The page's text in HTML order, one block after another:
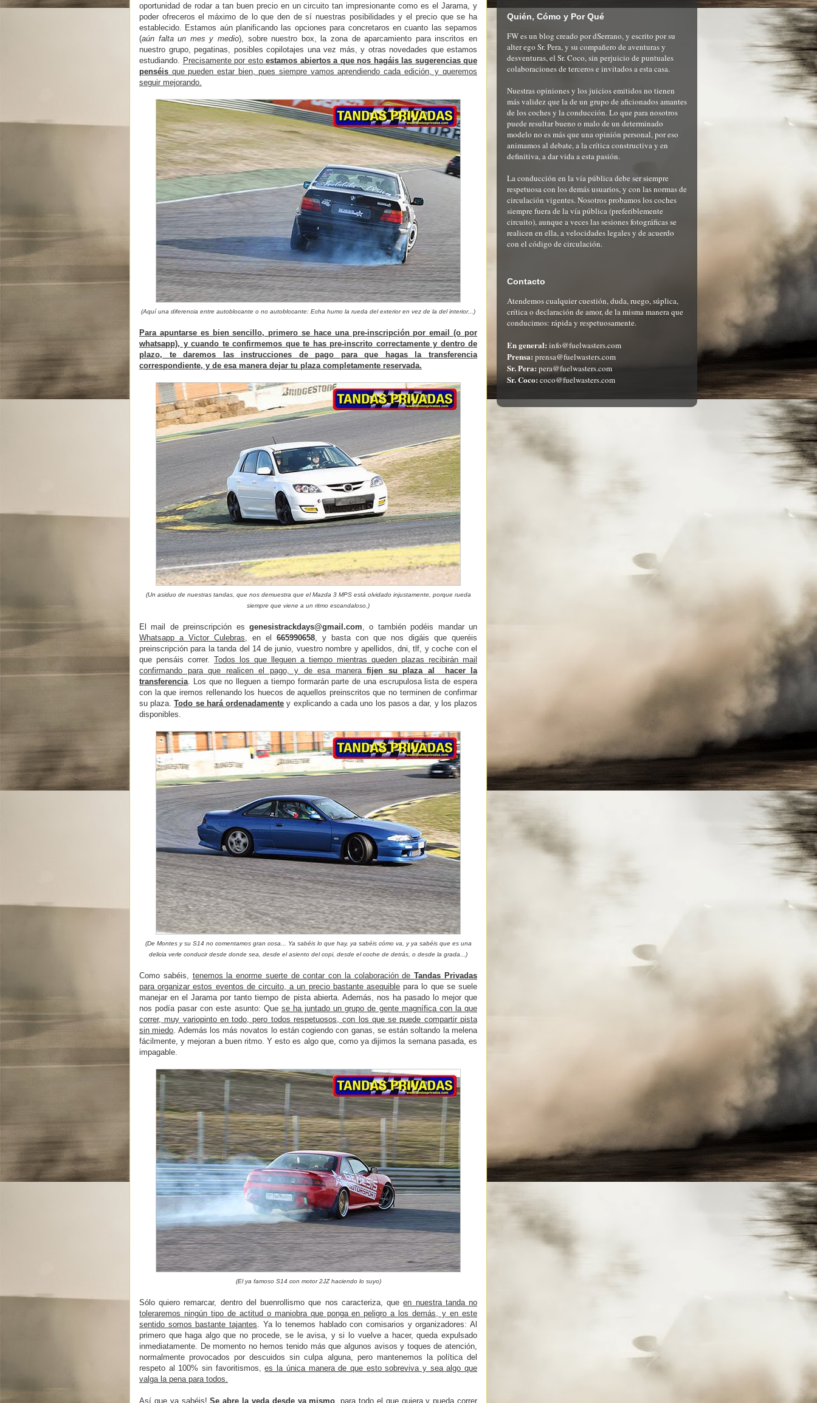
oportunidad de rodar a tan buen precio en un circuito tan impresionante como es el Jarama, y
poder ofreceros el máximo de lo que den de sí nuestras posibilidades y el precio que se ha
establecido. Estamos aún planificando las opciones para concretaros en cuanto las sepamos
(aún falta un mes y medio), sobre nuestro box, la zona de aparcamiento para inscritos en
nuestro grupo, pegatinas, posibles copilotajes una vez más, y otras novedades que estamos
estudiando. Precisamente por esto estamos abiertos a que nos hagáis las sugerencias que
penséis que pueden estar bien, pues siempre vamos aprendiendo cada edición, y queremos
seguir mejorando.
(Aquí una diferencia entre autoblocante o no autoblocante: Echa humo la rueda del exterior en vez de la del interior...)
Para apuntarse es bien sencillo, primero se hace una pre-inscripción por email (o por
whatsapp), y cuando te confirmemos que te has pre-inscrito correctamente y dentro de
plazo, te daremos las instrucciones de pago para que hagas la transferencia
correspondiente, y de esa manera dejar tu plaza completamente reservada.
(Un asiduo de nuestras tandas, que nos demuestra que el Mazda 3 MPS está olvidado injustamente, porque rueda
siempre que viene a un ritmo escandaloso.)
El mail de preinscripción es genesistrackdays@gmail.com, o también podéis mandar un
Whatsapp a Victor Culebras, en el 665990658, y basta con que nos digáis que queréis
preinscripción para la tanda del 14 de junio, vuestro nombre y apellidos, dni, tlf, y coche con el
que pensáis correr. Todos los que lleguen a tiempo mientras queden plazas recibirán mail
confirmando para que realicen el pago, y de esa manera fijen su plaza al hacer la
transferencia. Los que no lleguen a tiempo formarán parte de una escrupulosa lista de espera
con la que iremos rellenando los huecos de aquellos preinscritos que no terminen de confirmar
su plaza.Todo se hará ordenadamente y explicando a cada uno los pasos a dar, y los plazos
disponibles.
(De Montes y su S14 no comentamos gran cosa... Ya sabéis lo que hay, ya sabéis cómo va, y ya sabéis que es una
delicia verle conducir desde donde sea, desde el asiento del copi, desde el coche de detrás, o desde la grada...)
Como sabéis, tenemos la enorme suerte de contar con la colaboración deTandas Privadas
para organizar estos eventos de circuito, a un precio bastante asequible para lo que se suele
manejar en el Jarama por tanto tiempo de pista abierta. Además, nos ha pasado lo mejor que
nos podía pasar con este asunto: Que se ha juntado un grupo de gente magnífica con la que
correr, muy variopinto en todo, pero todos respetuosos, con los que se puede compartir pista
sin miedo. Además los más novatos lo están cogiendo con ganas, se están soltando la melena
fácilmente, y mejoran a buen ritmo. Y esto es algo que, como ya dijimos la semana pasada, es
impagable.
(El ya famoso S14 con motor 2JZ haciendo lo suyo)
Sólo quiero remarcar, dentro del buenrollismo que nos caracteriza, queen nuestra tanda no
toleraremos ningún tipo de actitud o maniobra que ponga en peligro a los demás, y en este
sentido somos bastante tajantes. Ya lo tenemos hablado con comisarios y organizadores: Al
primero que haga algo que no procede, se le avisa, y si lo vuelve a hacer, queda expulsado
inmediatamente. De momento no hemos tenido más que algunos avisos y toques de atención,
normalmente provocados por descuidos sin culpa alguna, pero mantenemos la política del
respeto al 100% sin favoritismos,es la única manera de que esto sobreviva y sea algo que
valga la pena para todos.
Así que ya sabéis!Se abre la veda desde ya mismo , para todo el que quiera y pueda correr
Quién, Cómo y Por Qué
FW es un blog creado por dSerrano, y escrito por su
alter ego Sr. Pera, y su compañero de aventuras y
desventuras, el Sr. Coco, sin perjuicio de puntuales
colaboraciones de terceros e invitados a esta casa.
Nuestras opiniones y los juicios emitidos no tienen
más validez que la de un grupo de aficionados amantes
de los coches y la conducción. Lo que para nosotros
puede resultar bueno o malo de un determinado
modelo no es más que una opinión personal, por eso
animamos al debate, a la crítica constructiva y en
definitiva, a dar vida a esta pasión.
La conducción en la vía pública debe ser siempre
respetuosa con los demás usuarios, y con las normas de
circulación vigentes. Nosotros probamos los coches
siempre fuera de la vía pública (preferiblemente
circuito), aunque a veces las sesiones fotográficas se
realicen en ella, a velocidades legales y de acuerdo
con el código de circulación.
Contacto
Atendemos cualquier cuestión, duda, ruego, súplica,
crítica o declaración de amor, de la misma manera que
conducimos: rápida y respetuosamente.
En general: info@fuelwasters.com
Prensa: prensa@fuelwasters.com
Sr. Pera: pera@fuelwasters.com
Sr. Coco: coco@fuelwasters.com